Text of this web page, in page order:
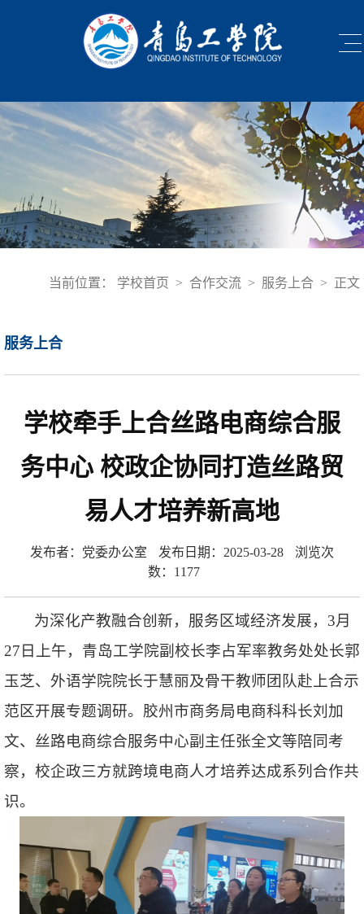
当前位置： 学校首页 > 合作交流 > 服务上合 > 正文
服务上合
学校牵手上合丝路电商综合服
务中心 校政企协同打造丝路贸
易人才培养新高地
发布者：党委办公室 发布日期：2025-03-28
浏览次
数： 1177
为深化产教融合创新，服务区域经济发展，3月
27日上午，青岛工学院副校长李占军率教务处处长郭
玉芝、外语学院院长于慧丽及骨干教师团队赴上合示
范区开展专题调研。胶州市商务局电商科科长刘加
文、丝路电商综合服务中心副主任张全文等陪同考
察，校企政三方就跨境电商人才培养达成系列合作共
识。